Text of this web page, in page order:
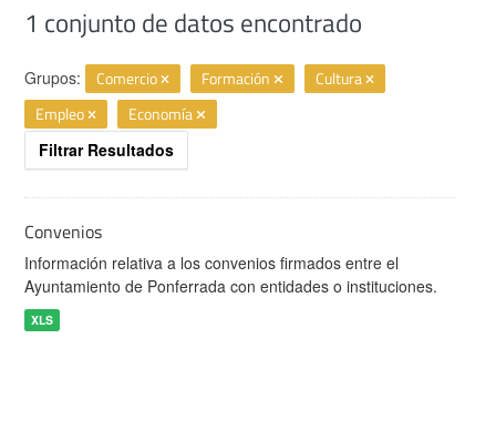
1 conjunto de datos encontrado
Grupos: Comercio Formación
Cultura
Empleo
Economía
Filtrar Resultados
Convenios
Información relativa a los convenios firmados entre el
Ayuntamiento de Ponferrada con entidades o instituciones.
XLS